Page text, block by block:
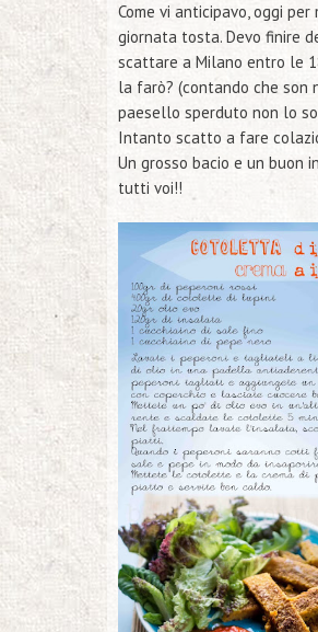
Come vi anticipavo, oggi per
giornata tosta. Devo finire
scattare a Milano entro le
la farò? (contando che son
paesello sperduto non lo
Intanto scatto a fare
Un grosso bacio e un buon
tutti voi!!